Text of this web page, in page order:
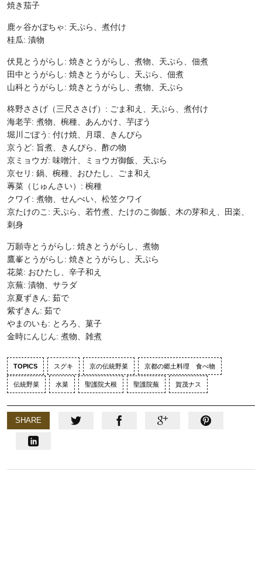
焼き茄子
鹿ヶ谷かぼちゃ: 天ぷら、煮付け
桂瓜: 漬物
伏見とうがらし: 焼きとうがらし、煮物、天ぷら、佃煮
田中とうがらし: 焼きとうがらし、天ぷら、佃煮
山科とうがらし: 焼きとうがらし、煮物、天ぷら
柊野ささげ（三尺ささげ）: ごま和え、天ぷら、煮付け
海老芋: 煮物、椀種、あんかけ、芋ぼう
堀川ごぼう: 付け焼、月環、きんぴら
京うど: 旨煮、きんぴら、酢の物
京ミョウガ: 味噌汁、ミョウガ御飯、天ぷら
京セリ: 鍋、椀種、おひたし、ごま和え
蓴菜（じゅんさい）: 椀種
クワイ: 煮物、せんべい、松笠クワイ
京たけのこ: 天ぷら、若竹煮、たけのこ御飯、木の芽和え、田楽、
刺身
万願寺とうがらし: 焼きとうがらし、煮物
鷹峯とうがらし: 焼きとうがらし、天ぷら
花菜: おひたし、辛子和え
京蕪: 漬物、サラダ
京夏ずきん: 茹で
紫ずきん: 茹で
やまのいも: とろろ、菓子
金時にんじん: 煮物、雑煮
TOPICS スグキ 京の伝統野菜 京都の郷土料理 食べ物
伝統野菜 水菜 聖護院大根 聖護院蕪 賀茂ナス
SHARE